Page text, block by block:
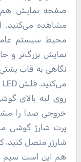
صفحه نمایش هم
مشاهده می‌کنید.
محیط سیستم
نمایش بزرگ‌تر و
نگاهی به قاب
خروجی صدا را
پرت شارژ گوشی
شارژر متصل
هم این است سیم